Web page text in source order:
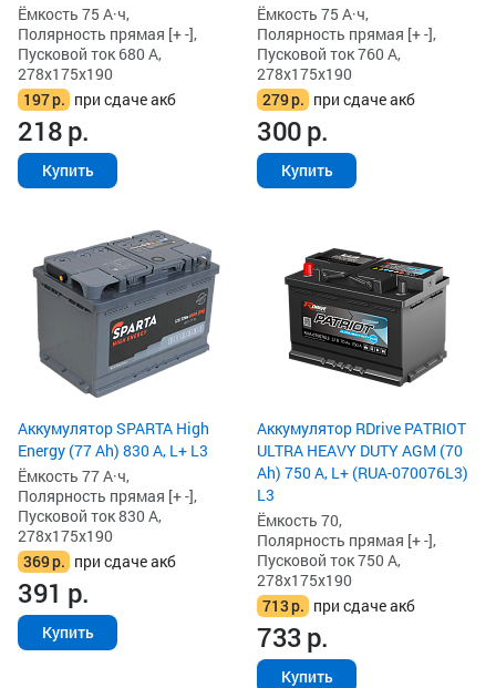
Ёмкость 75 А·ч,
Полярность прямая [+ -],
Пусковой ток 680 А,
278x175x190
197р. при сдаче акб
218р.
Купить
Ёмкость 75 А·ч,
Полярность прямая [+ -],
Пусковой ток 760 А,
278x175x190
279р. при сдаче акб
300р.
Купить
Аккумулятор SPARTA High
Energy (77 Ah) 830 А, L+ L3
Ёмкость 77 А·ч,
Полярность прямая [+ -],
Пусковой ток 830 А,
278x175x190
369р. при сдаче акб
391 р.
Купить
Аккумулятор RDrive PATRIOT
ULTRA HEAVY DUTY AGM (70
Ah) 750 А, L+ (RUA-070076L3)
L3
Ёмкость 70,
Полярность прямая [+ -],
Пусковой ток 750 А,
278x175x190
713р. при сдаче акб
733р.
Купить